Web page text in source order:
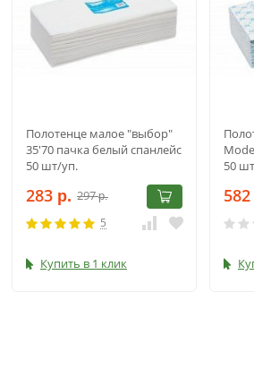
Полотенце малое "выбор"
35'70 пачка белый спанлейс
50 шт/уп.
283 р. 297р.
5
Купить в 1 клик
50
582